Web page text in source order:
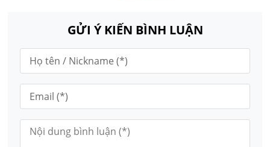
GỬI Ý KIẾN BÌNH LUẬN